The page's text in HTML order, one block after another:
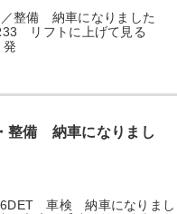
整備 納車になりました
リフトに上げて見る
備 納車になりまし
車検 納車になりまし